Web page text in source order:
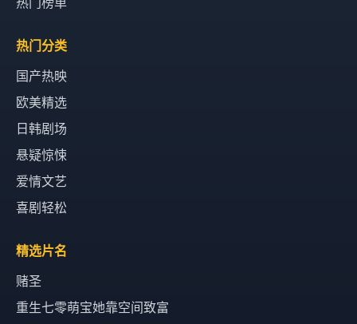
热门分类
国产热映
欧美精选
日韩剧场
悬疑惊悚
爱情文艺
喜剧轻松
精选片名
赌圣
重生七零萌宝她靠空间致富